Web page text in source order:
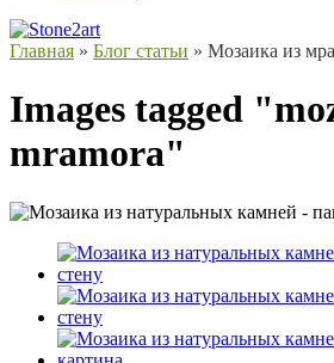
Главная » Блог статьи » Мозаика из
Images tagged
mramora"